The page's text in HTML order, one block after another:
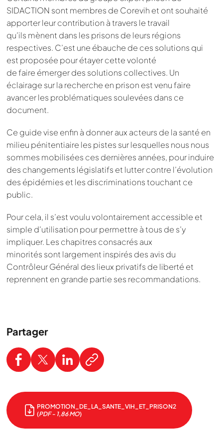
SIDACTION sont membres de Corevih et ont souhaité
apporter leur contribution à travers le travail
qu’ils mènent dans les prisons de leurs régions
respectives. C’est une ébauche de ces solutions qui
est proposée pour étayer cette volonté
de faire émerger des solutions collectives. Un
éclairage sur la recherche en prison est venu faire
avancer les problématiques soulevées dans ce
document.
Ce guide vise enfin à donner aux acteurs de la santé en
milieu pénitentiaire les pistes sur lesquelles nous nous
sommes mobilisées ces dernières années, pour induire
des changements législatifs et lutter contre l’évolution
des épidémies et les discriminations touchant ce
public.
Pour cela, il s’est voulu volontairement accessible et
simple d’utilisation pour permettre à tous de s’y
impliquer. Les chapitres consacrés aux
minorités sont largement inspirés des avis du
Contrôleur Général des lieux privatifs de liberté et
reprennent en grande partie ses recommandations.
Partager
PROMOTION_DE_LA_SANTE_VIH_ET_PRISON2
(PDF - 1,86 MO)